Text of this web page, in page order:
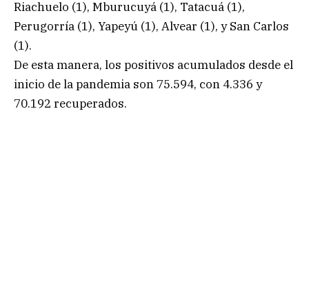
Riachuelo (1), Mburucuyá (1), Tatacuá (1),
Perugorría (1), Yapeyú (1), Alvear (1), y San Carlos
(1).
De esta manera, los positivos acumulados desde el
inicio de la pandemia son 75.594, con 4.336 y
70.192 recuperados.